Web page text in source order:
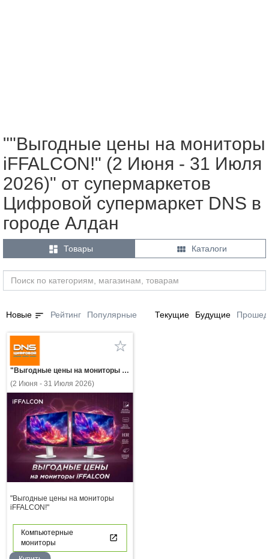
""Выгодные цены на мониторы
iFFALCON!" (2 Июня - 31 Июля
2026)" от супермаркетов
Цифровой супермаркет DNS в
городе Алдан
 Товары  Каталоги
Новые sort Рейтинг Популярные Текущие Будущие
"Выгодные цены на мониторы iFFALCON!"
(2 Июня - 31 Июля 2026)
"Выгодные цены на мониторы
iFFALCON!"
Компьютерные
мониторы